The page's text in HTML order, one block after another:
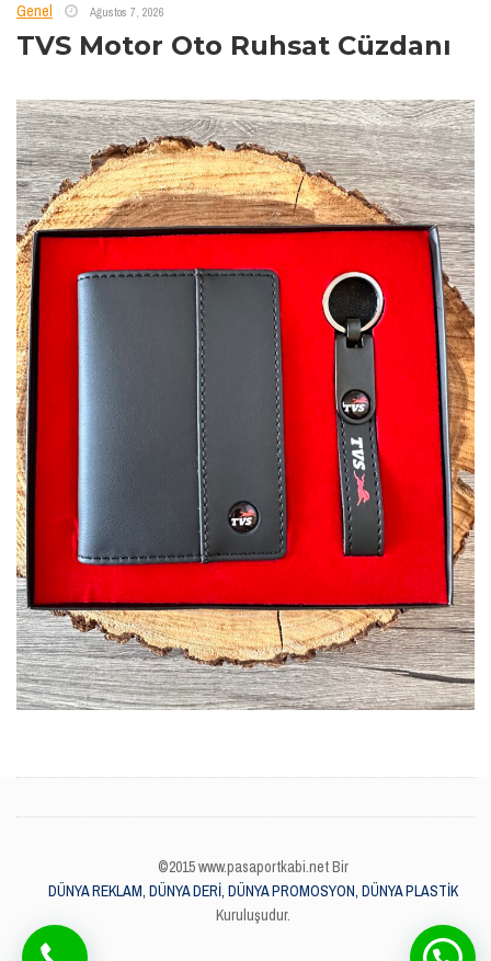
Genel Ağustos 7, 2026
TVS Motor Oto Ruhsat Cüzdanı
©2015 www.pasaportkabi.net Bir
DÜNYA REKLAM, DÜNYA DERİ, DÜNYA PROMOSYON, DÜNYA PLASTİK
Kuruluşudur.